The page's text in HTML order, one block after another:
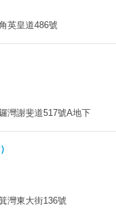
英皇道486號
灣謝斐道517號A地下
灣東大街136號